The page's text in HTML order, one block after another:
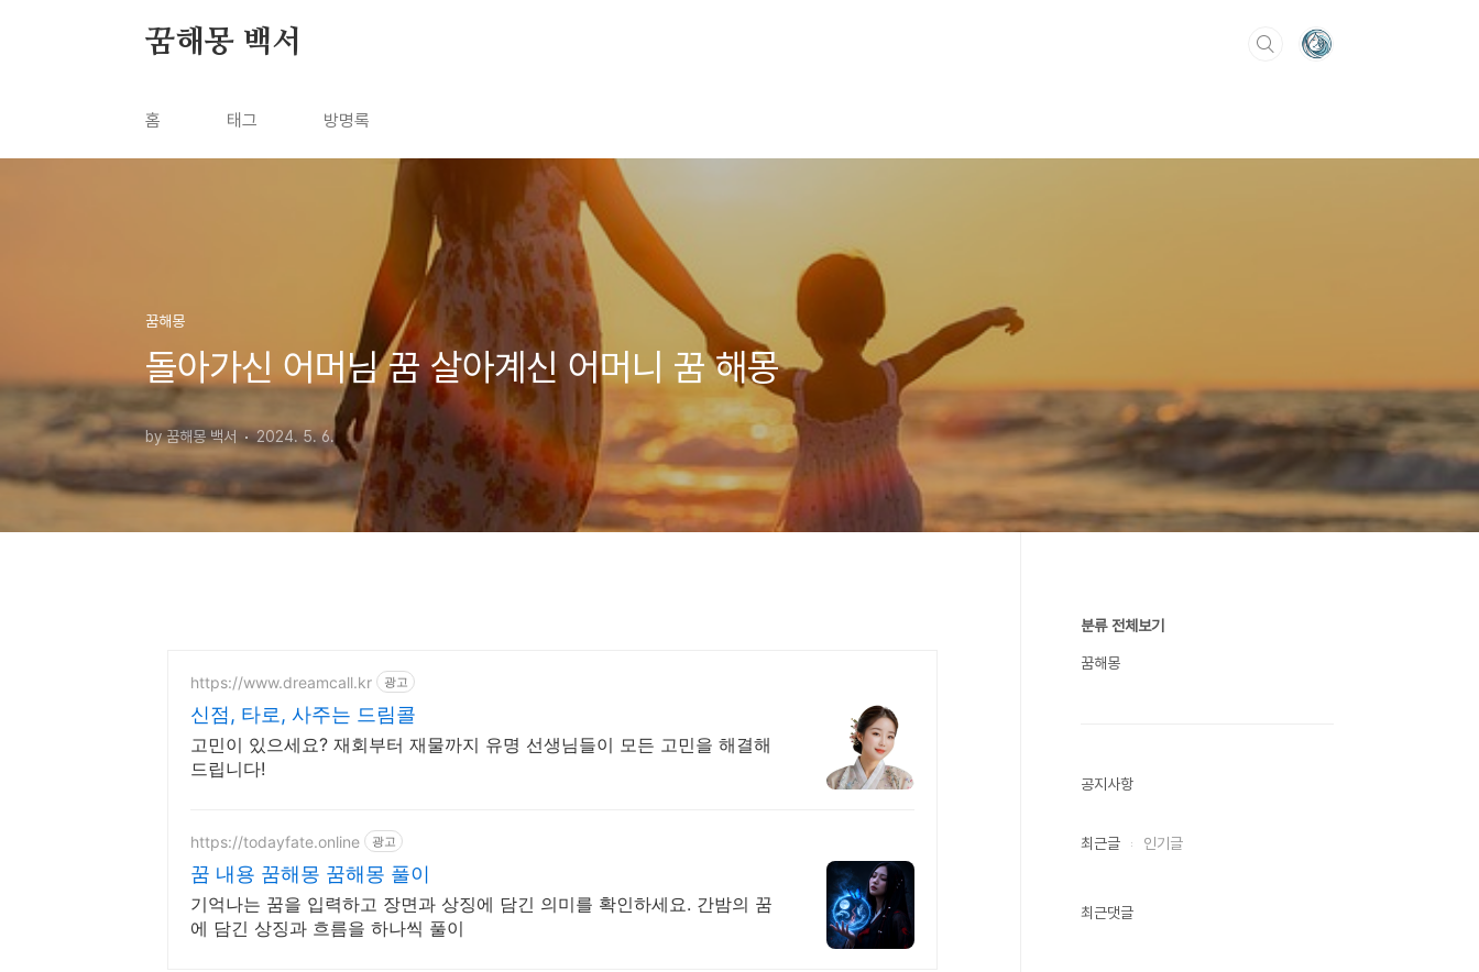
꿈해몽 백서
홈 태그 방명록
꿈해몽
돌아가신 어머님 꿈 살아계신 어머니 꿈 해몽
by 꿈해몽 백서 2024. 5. 6.
https://www.dreamcall.kr 광고
신점, 타로, 사주는 드림콜
고민이 있으세요? 재회부터 재물까지 유명 선생님들이 모든 고민을 해결해
드립니다!
https://todayfate.online 광고
꿈 내용 꿈해몽 꿈해몽 풀이
기억나는 꿈을 입력하고 장면과 상징에 담긴 의미를 확인하세요. 간밤의 꿈
에 담긴 상징과 흐름을 하나씩 풀이
분류 전체보기
꿈해몽
공지사항
최근글 인기글
최근댓글